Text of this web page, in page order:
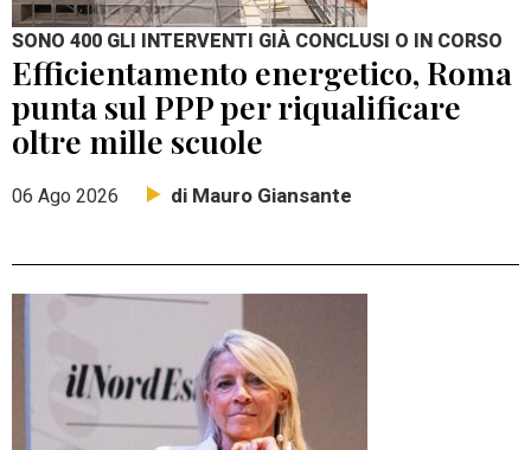
SONO 400 GLI INTERVENTI GIÀ CONCLUSI O IN CORSO
Efficientamento energetico, Roma
punta sul PPP per riqualificare
oltre mille scuole
06 Ago 2026 di Mauro Giansante